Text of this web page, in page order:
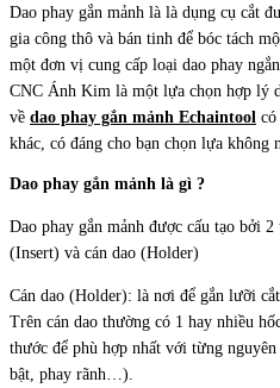
Dao phay gắn mảnh là là dụng cụ cắt
gia công thô và bán tinh để bóc tách
một đơn vị cung cấp loại dao phay
CNC Ánh Kim là một lựa chọn hợp lý
về dao phay gắn mảnh Echaintool
khác, có đáng cho bạn chọn lựa không
Dao phay gắn mảnh là gì ?
Dao phay gắn mảnh được cấu tạo bởi
(Insert) và cán dao (Holder)
Cán dao (Holder): là nơi để gắn lưỡi
Trên cán dao thường có 1 hay nhiều
thước để phù hợp nhất với từng
bật, phay rãnh…).